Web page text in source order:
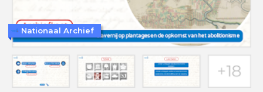
Nationaal Archief